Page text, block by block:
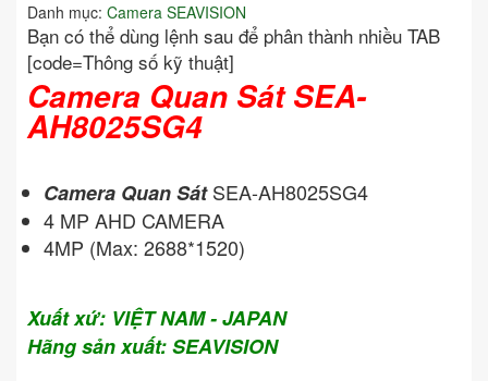
Danh mục: Camera SEAVISION
Bạn có thể dùng lệnh sau để phân thành nhiều TAB
[code=Thông số kỹ thuật]
Camera Quan Sát SEA-
AH8025SG4
Camera Quan SátSEA-AH8025SG4
4 MP AHD CAMERA
4MP (Max: 2688*1520)
Xuất xứ: VIỆT NAM - JAPAN
Hãng sản xuất: SEAVISION